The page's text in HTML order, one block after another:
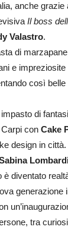
anche
Il boss
Valastro.
di
e
così
impasto di
con Cake
design in
è diventato
generazione
tra